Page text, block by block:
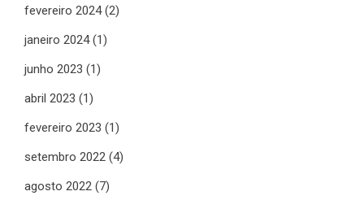
fevereiro 2024(2)
janeiro 2024(1)
junho 2023 (1)
abril 2023 (1)
fevereiro 2023 (1)
setembro 2022 (4)
agosto 2022 (7)